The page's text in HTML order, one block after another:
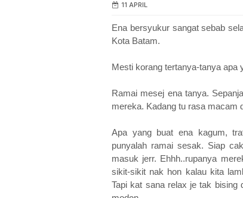
11 APRIL
Ena bersyukur sangat sebab
Kota Batam.
Mesti korang tertanya-tanya apa
Ramai mesej ena tanya.
mereka. Kadang tu rasa macam
Apa yang buat ena kagum,
punyalah ramai sesak. Siap
masuk jerr. Ehhh..rupanya
sikit-sikit nak hon kalau kita
Tapi kat sana relax je tak bising